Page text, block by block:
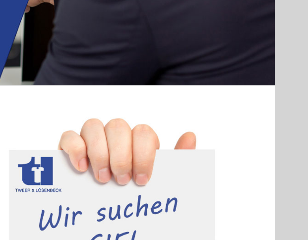
Wir freuen uns auf Ihre Bewerbung